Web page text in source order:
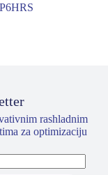
rashladnim
za optimizaciju